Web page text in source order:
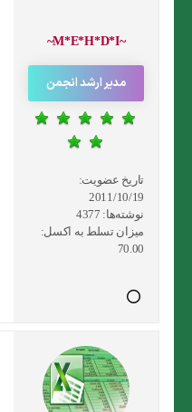
~M*E*H*D*I~
مدیر ارشد انجمن
تاریخ عضویت:
2011/10/19
نوشته‌ها: 4377
میزان تسلط به اکسل:
70.00